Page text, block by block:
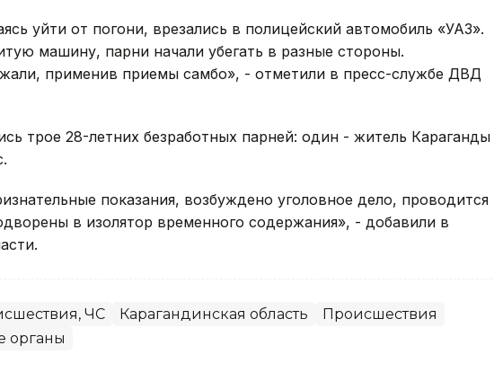
уйти от погони, врезались в полицейский автомобиль «УАЗ».
машину, парни начали убегать в разные стороны.
применив приемы самбо», - отметили в пресс-службе ДВД
трое 28-летних безработных парней: один - житель Караганды
показания, возбуждено уголовное дело, проводится
в изолятор временного содержания», - добавили в
ЧС Карагандинская область
Происшествия
органы